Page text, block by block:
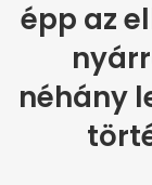
épp az
néhány